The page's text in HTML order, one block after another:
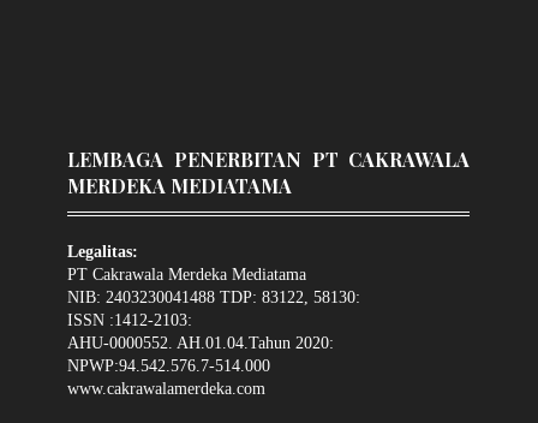
LEMBAGA PENERBITAN PT CAKRAWALA
MERDEKA MEDIATAMA
Legalitas:
PT Cakrawala Merdeka Mediatama
NIB: 2403230041488 TDP: 83122, 58130:
ISSN :1412-2103:
AHU-0000552. AH.01.04.Tahun 2020:
NPWP:94.542.576.7-514.000
www.cakrawalamerdeka.com